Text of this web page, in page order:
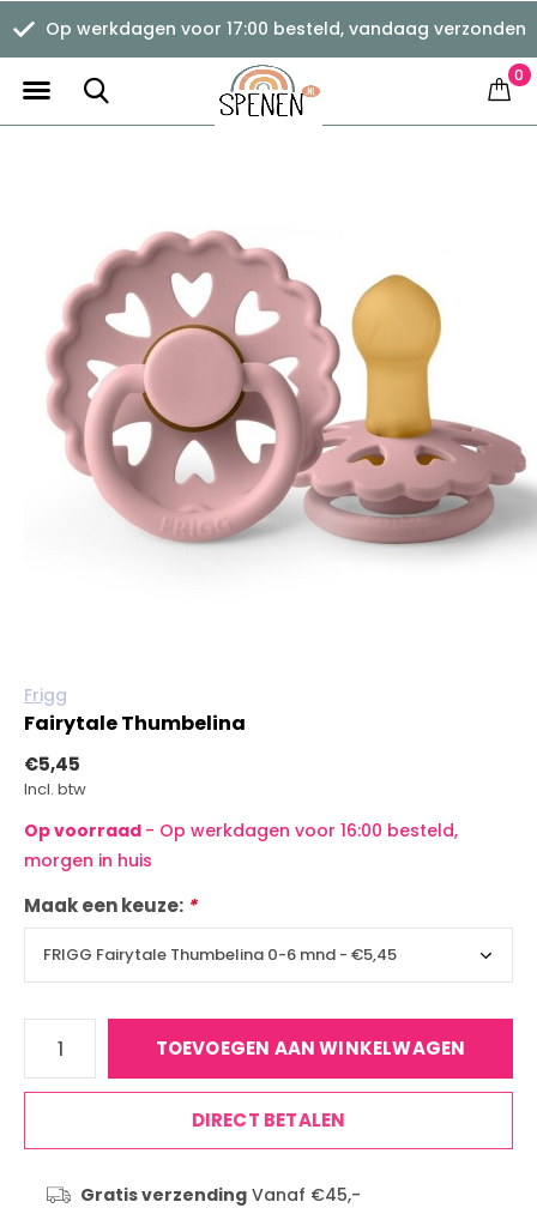
0
Op werkdagen voor 17:00 besteld, vandaag verzonden
Frigg
Fairytale Thumbelina
€5,45
Incl. btw
Op voorraad - Op werkdagen voor 16:00 besteld,
morgen in huis
Maak een keuze: *
TOEVOEGEN AAN WINKELWAGEN
DIRECT BETALEN
Gratis verzendingVanaf €45,-